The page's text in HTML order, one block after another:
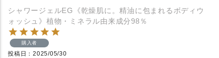
シャワージェルEG《乾燥肌に。精油に包まれるボディウ
ォッシュ》植物・ミネラル由来成分98％
購入者
投稿日 2025/05/30